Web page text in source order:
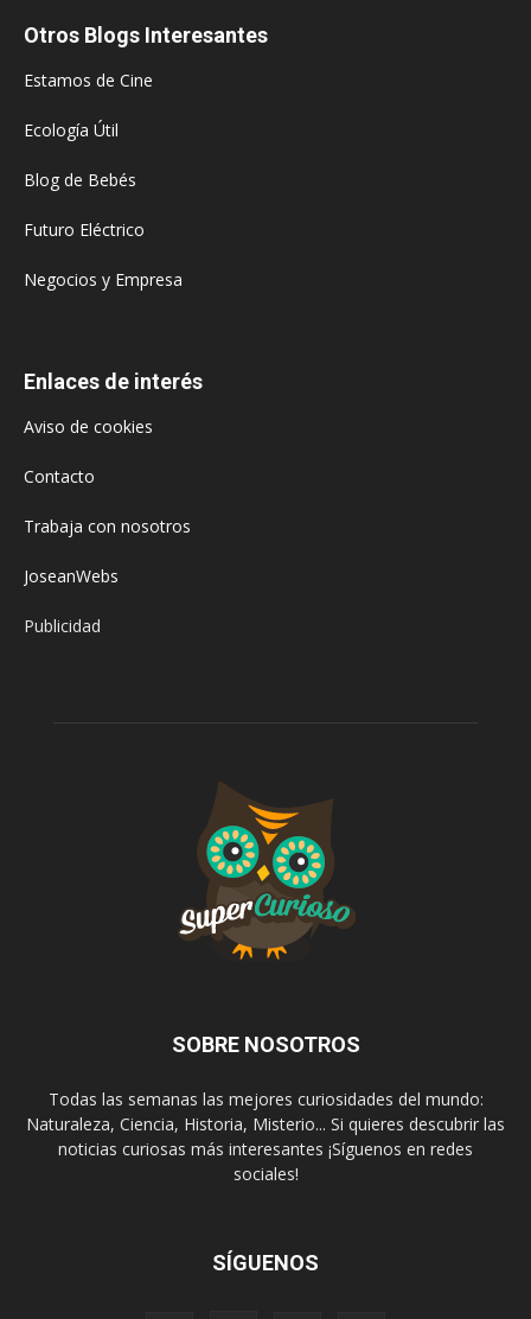
Otros Blogs Interesantes
Estamos de Cine
Ecología Útil
Blog de Bebés
Futuro Eléctrico
Negocios y Empresa
Enlaces de interés
Aviso de cookies
Contacto
Trabaja con nosotros
JoseanWebs
Publicidad
SOBRE NOSOTROS
Todas las semanas las mejores curiosidades del mundo:
Naturaleza, Ciencia, Historia, Misterio... Si quieres descubrir las
noticias curiosas más interesantes ¡Síguenos en redes
sociales!
SÍGUENOS